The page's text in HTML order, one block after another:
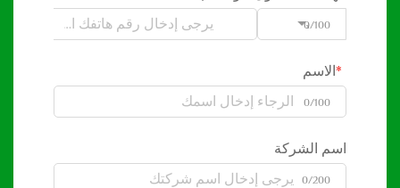
Code0/100
الاسم
0/100
اسم الشركة
0/200